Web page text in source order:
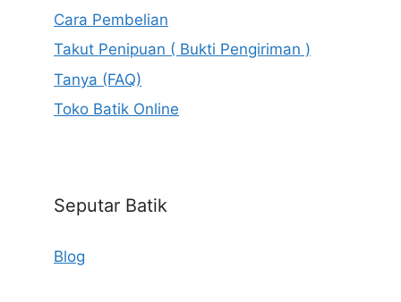
Cara Pembelian
Takut Penipuan ( Bukti Pengiriman )
Tanya (FAQ)
Toko Batik Online
Seputar Batik
Blog